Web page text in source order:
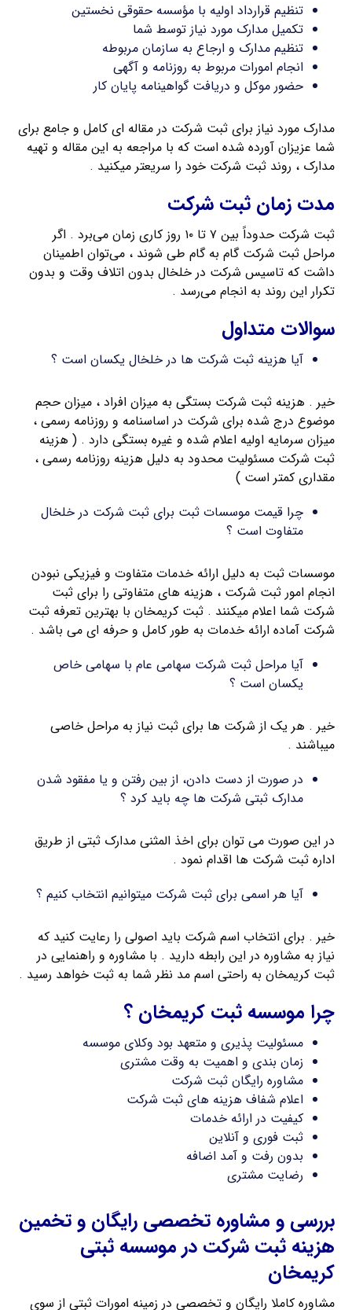
تنظیم قرارداد اولیه با مؤسسه حقوقی نخستین
تکمیل مدارک مورد نیاز توسط شما
تنظیم مدارک و ارجاع به سازمان مربوطه
انجام امورات مربوط به روزنامه و آگهی
حضور موکل و دریافت گواهینامه پایان کار
مدارک مورد نیاز برای ثبت شرکت در مقاله ای کامل و جامع برای
شما عزیزان آورده شده است که با مراجعه به این مقاله و تهیه
مدارک ، روند ثبت شرکت خود را سریعتر میکنید .
مدت زمان ثبت شرکت
ثبت شرکت حدوداً بین ۷ تا ۱۰ روز کاری زمان می‌برد . اگر
مراحل ثبت شرکت گام به گام طی شوند ، می‌توان اطمینان
داشت که تاسیس شرکت در خلخال بدون اتلاف وقت و بدون
تکرار این روند به انجام می‌رسد .
سوالات متداول
آیا هزینه ثبت شرکت ها در خلخال یکسان است ؟
خیر . هزینه ثبت شرکت بستگی به میزان افراد ، میزان حجم
موضوع درج شده برای شرکت در اساسنامه و روزنامه رسمی ،
میزان سرمایه اولیه اعلام شده و غیره بستگی دارد . ( هزینه
ثبت شرکت مسئولیت محدود به دلیل هزینه روزنامه رسمی ،
مقداری کمتر است )
چرا قیمت موسسات ثبت برای ثبت شرکت در خلخال
متفاوت است ؟
موسسات ثبت به دلیل ارائه خدمات متفاوت و فیزیکی نبودن
انجام امور ثبت شرکت ، هزینه های متفاوتی را برای ثبت
شرکت شما اعلام میکنند . ثبت کریمخان با بهترین تعرفه ثبت
شرکت آماده ارائه خدمات به طور کامل و حرفه ای می باشد .
آیا مراحل ثبت شرکت سهامی عام با سهامی خاص
یکسان است ؟
خیر . هر یک از شرکت ها برای ثبت نیاز به مراحل خاصی
میباشند .
در صورت از دست دادن، از بین رفتن و یا مفقود شدن
مدارک ثبتی شرکت ها چه باید کرد ؟
در این صورت می توان برای اخذ المثنی مدارک ثبتی از طریق
اداره ثبت شرکت ها اقدام نمود .
آیا هر اسمی برای ثبت شرکت میتوانیم انتخاب کنیم ؟
خیر . برای انتخاب اسم شرکت باید اصولی را رعایت کنید که
نیاز به مشاوره در این رابطه دارید . با مشاوره و راهنمایی در
ثبت کریمخان به راحتی اسم مد نظر شما به ثبت خواهد رسید .
چرا موسسه ثبت کریمخان ؟
مسئولیت پذیری و متعهد بود وکلای موسسه
زمان بندی و اهمیت به وقت مشتری
مشاوره رایگان ثبت شرکت
اعلام شفاف هزینه های ثبت شرکت
کیفیت در ارائه خدمات
ثبت فوری و آنلاین
بدون رفت و آمد اضافه
رضایت مشتری
بررسی و مشاوره تخصصی رایگان و تخمین
هزینه ثبت شرکت در موسسه ثبتی
کریمخان
مشاوره کاملا رایگان و تخصصی در زمینه امورات ثبتی از سوی